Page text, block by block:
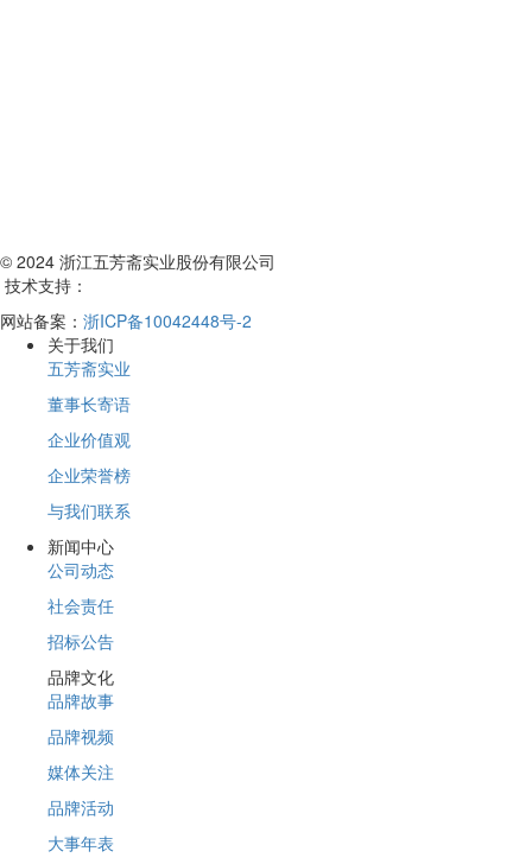
© 2024 浙江五芳斋实业股份有限公司
技术支持：
网站备案： 浙ICP备10042448号-2
关于我们
五芳斋实业
董事长寄语
企业价值观
企业荣誉榜
与我们联系
新闻中心
公司动态
社会责任
招标公告
品牌文化
品牌故事
品牌视频
媒体关注
品牌活动
大事年表